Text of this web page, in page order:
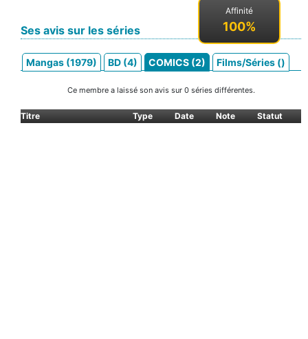
Affinité
100%
Ses avis sur les séries
Mangas (1979) BD (4) COMICS (2) Films/Séries ()
Ce membre a laissé son avis sur 0 séries différentes.
Titre Type Date Note Statut